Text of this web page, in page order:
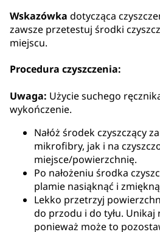
Wskazówka dotycząca
zawsze przetestuj środki
miejscu.
Procedura czyszczenia:
Uwaga: Użycie suchego
wykończenie.
Nałóż środek czyszczący
mikrofibry, jak i na
miejsce/powierzchnię.
Po nałożeniu środka
plamie nasiąknąć i
Lekko przetrzyj
do przodu i do tyłu.
ponieważ może to